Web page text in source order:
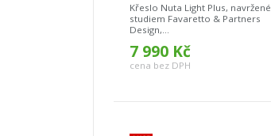
Křeslo Nuta Light Plus, navržené
studiem Favaretto & Partners
Design,...
7 990 Kč
cena bez DPH